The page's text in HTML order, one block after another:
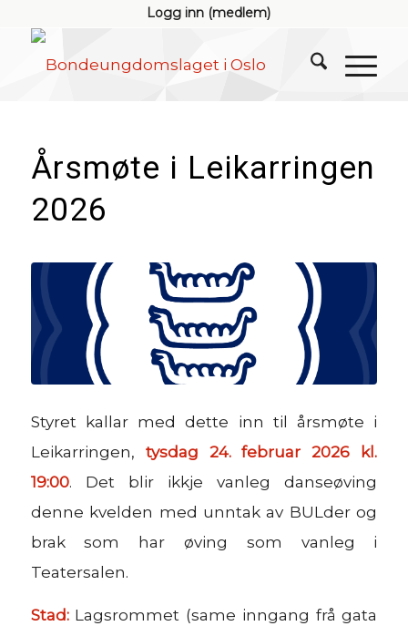
Logg inn (medlem)
Årsmøte i Leikarringen
2026
Styret kallar med dette inn til årsmøte i
Leikarringen, tysdag 24. februar 2026 kl.
19:00. Det blir ikkje vanleg danseøving
denne kvelden med unntak av BULder og
brak som har øving som vanleg i
Teatersalen.
Stad:Lagsrommet (same inngang frå gata